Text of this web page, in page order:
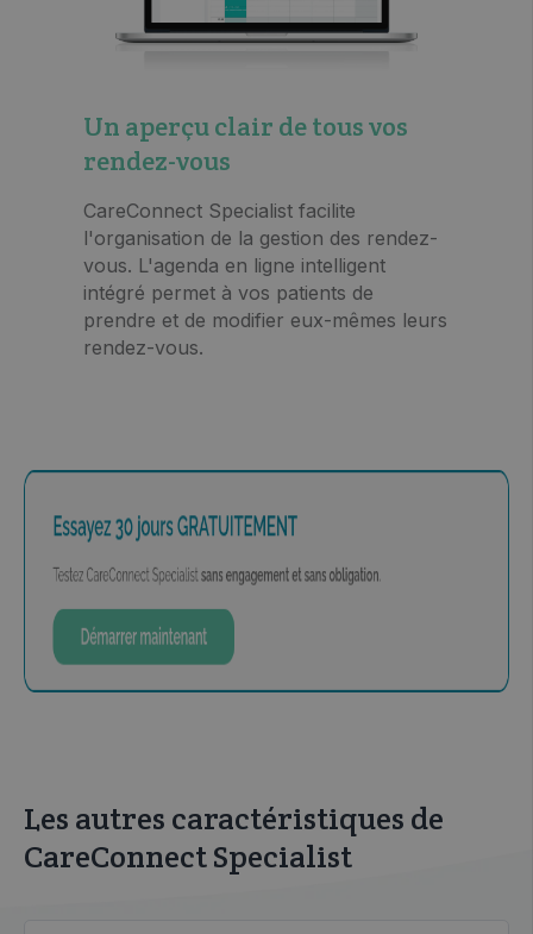
Un aperçu clair de tous vos
rendez-vous
CareConnect Specialist facilite
l'organisation de la gestion des rendez-
vous. L'agenda en ligne intelligent
intégré permet à vos patients de
prendre et de modifier eux-mêmes leurs
rendez-vous.
Les autres caractéristiques de
CareConnect Specialist